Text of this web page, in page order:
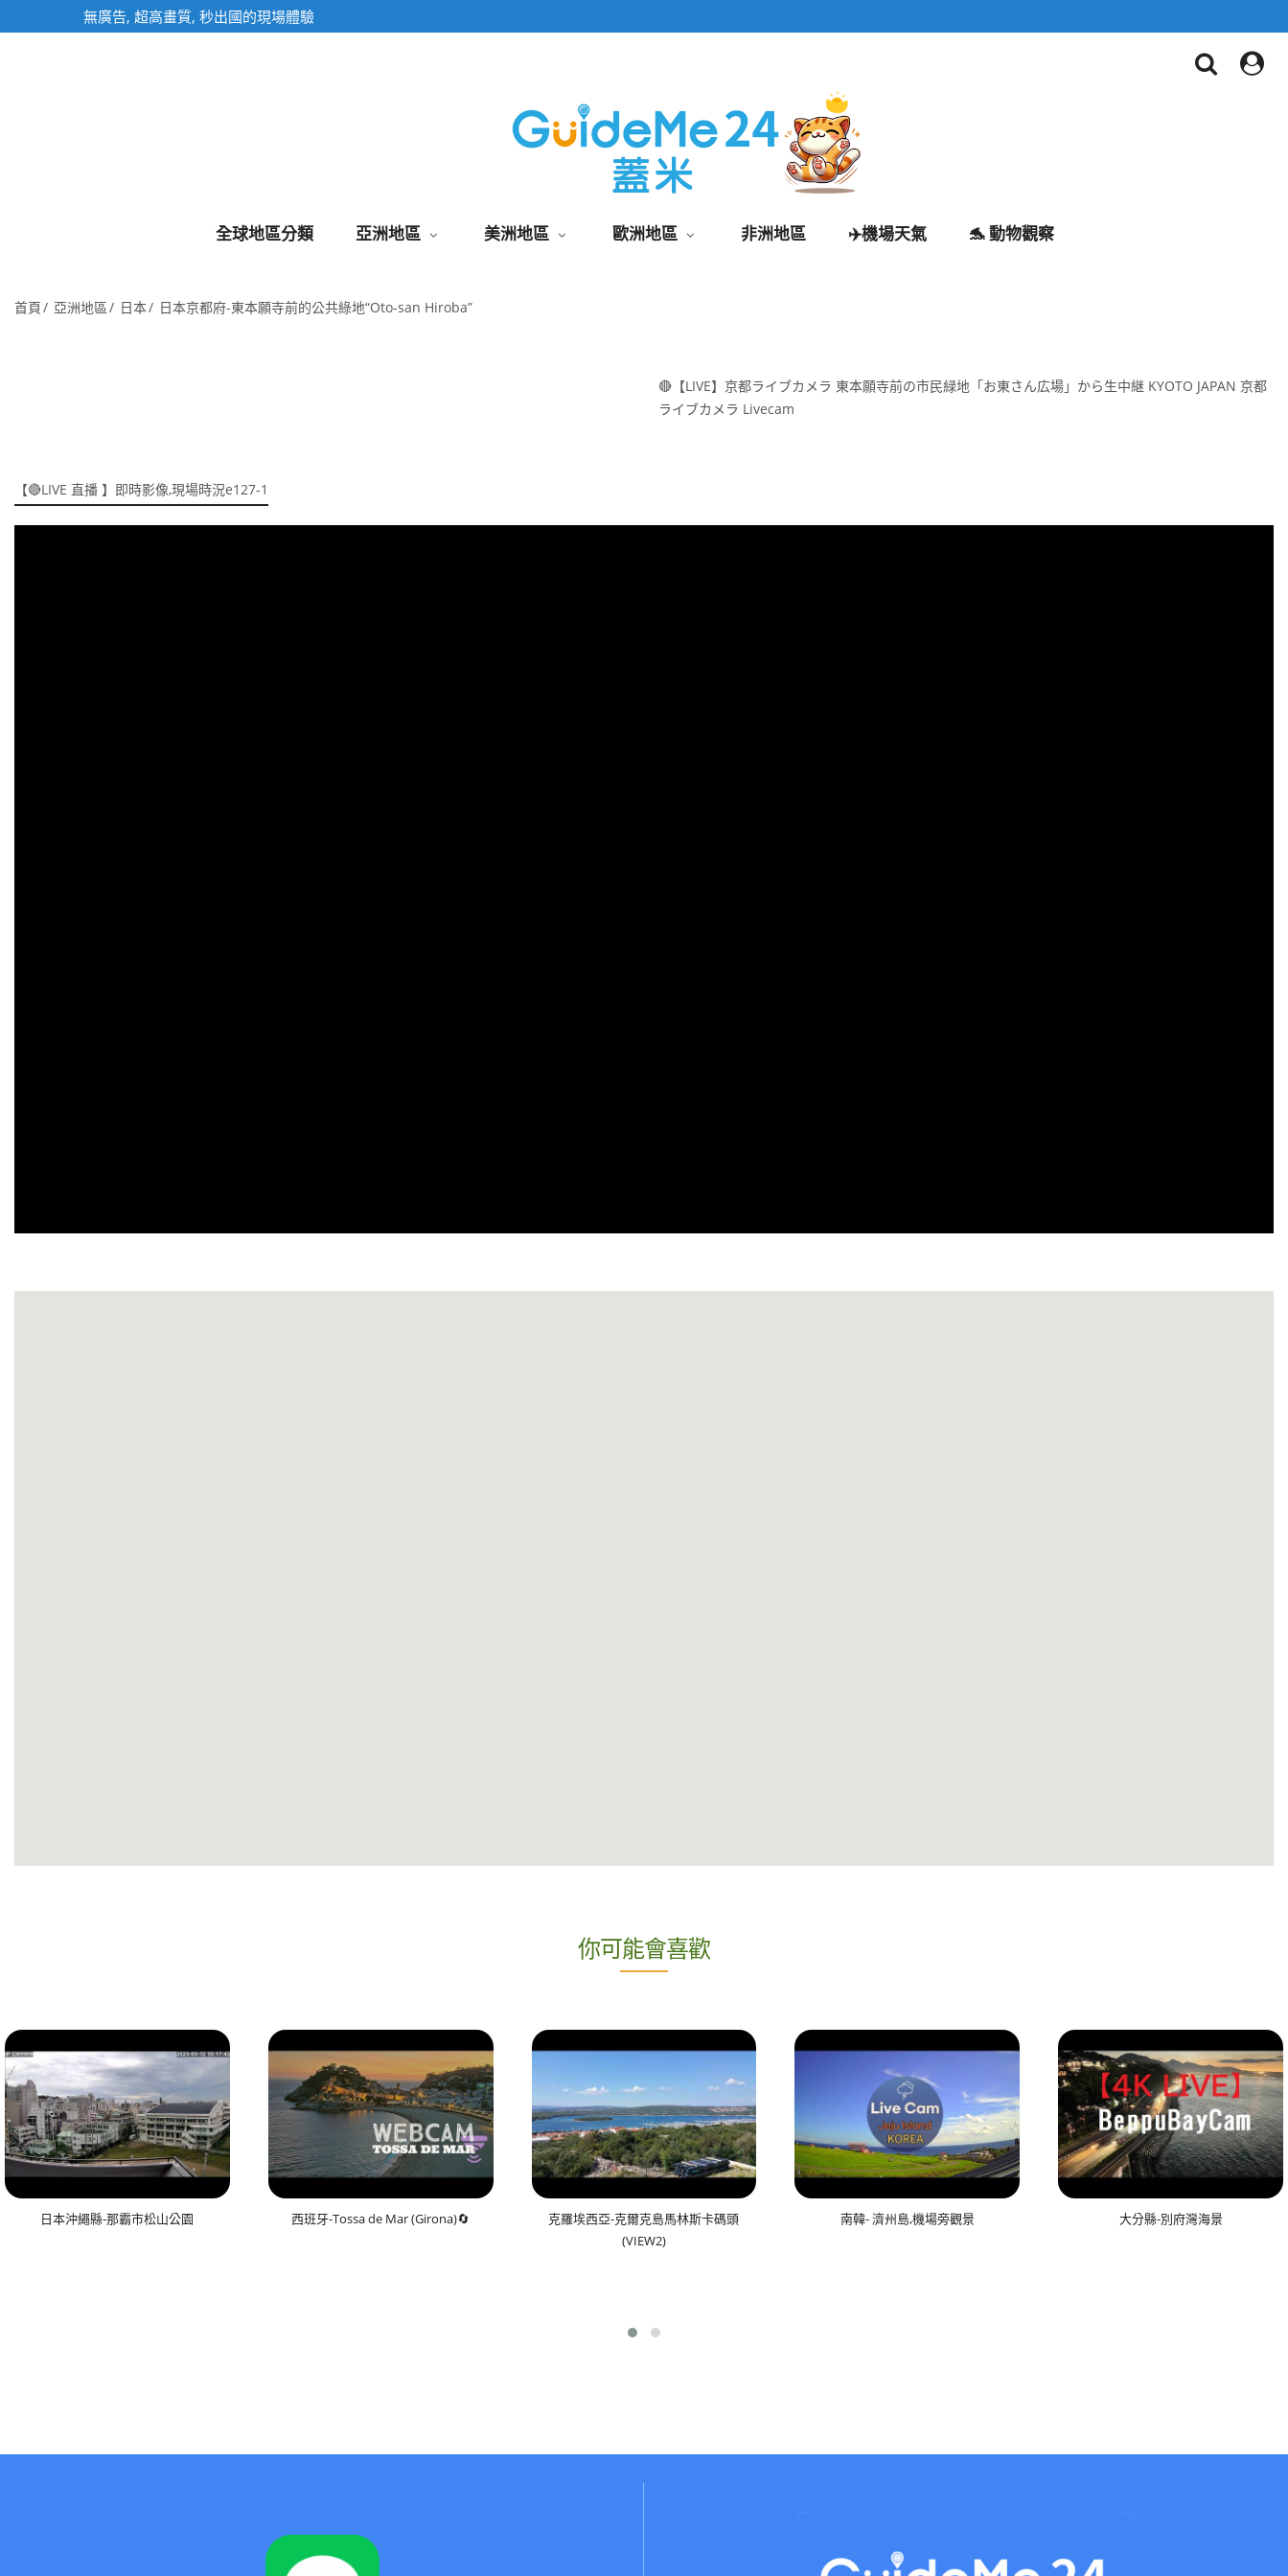
全球地區分類 亞洲地區 美洲地區 歐洲地區 非洲地區 ✈️機場天氣 🐬 動物觀察
首頁 亞洲地區 日本 日本京都府-東本願寺前的公共綠地“Oto-san Hiroba”
🔴【LIVE】京都ライブカメラ 東本願寺前の市民緑地「お東さん広場」から生中継 KYOTO JAPAN 京都
ライブカメラ Livecam
【🔴LIVE 直播 】即時影像,現場時況e127-1
你可能會喜歡
日本沖繩縣-那霸市松山公園 西班牙-Tossa de Mar (Girona)🔄
克羅埃西亞-克爾克島馬林斯卡碼頭
(VIEW2)
南韓- 濟州島,機場旁觀景 大分縣-別府灣海景